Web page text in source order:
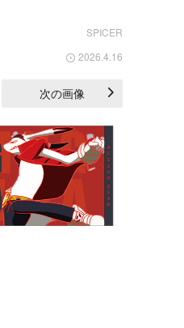
SPICER
2026.4.16
次の画像